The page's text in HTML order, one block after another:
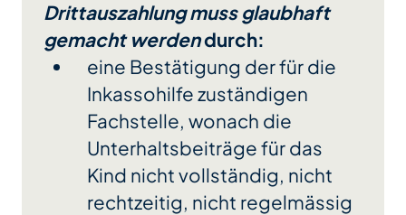
Drittauszahlung muss glaubhaft
gemacht werdendurch:
eine Bestätigung der für die
Inkassohilfe zuständigen
Fachstelle, wonach die
Unterhaltsbeiträge für das
Kind nicht vollständig, nicht
rechtzeitig, nicht regelmässig